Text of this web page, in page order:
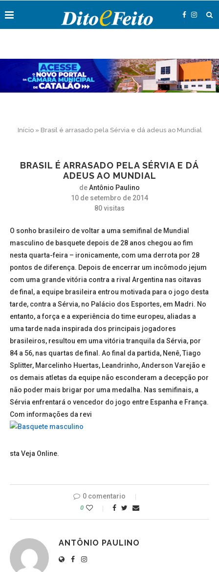
Início» Brasil é arrasado pela Sérvia e dá adeus ao Mundial
BRASIL É ARRASADO PELA SÉRVIA E DÁ
ADEUS AO MUNDIAL
deAntônio Paulino
10 de setembro de 2014
80visitas
O sonho brasileiro de voltar a uma semifinal de Mundial
masculino de basquete depois de 28 anos chegou ao fim
nesta quarta-feira – ironicamente, com uma derrota por 28
pontos de diferença. Depois de encerrar um incômodo jejum
com uma grande vitória contra a rival Argentina nas oitavas
de final, a equipe brasileira entrou motivada para o jogo desta
tarde, contra a Sérvia, no Palácio dos Esportes, em Madri. No
entanto, a força e a experiência do time europeu, aliadas a
uma tarde nada inspirada dos principais jogadores
brasileiros, resultou em uma vitória tranquila da Sérvia, por
84 a 56, nas quartas de final. Ao final da partida, Nenê, Tiago
Splitter, Marcelinho Huertas, Leandrinho, Anderson Varejão e
os demais atletas da equipe não esconderam a decepção por
não poder mais brigar por uma medalha. Nas semifinais, a
Sérvia enfrentará o vencedor do jogo entre Espanha e França.
Com informações da revi
sta Veja Online.
0 comentario
0
ANTÔNIO PAULINO